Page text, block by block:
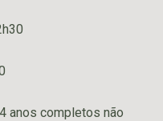
anos completos não